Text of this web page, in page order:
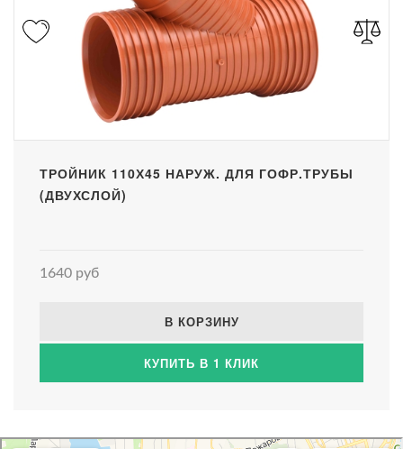
ТРОЙНИК 110Х45 НАРУЖ. ДЛЯ ГОФР.ТРУБЫ
(ДВУХСЛОЙ)
1640 руб
В КОРЗИНУ
КУПИТЬ В 1 КЛИК